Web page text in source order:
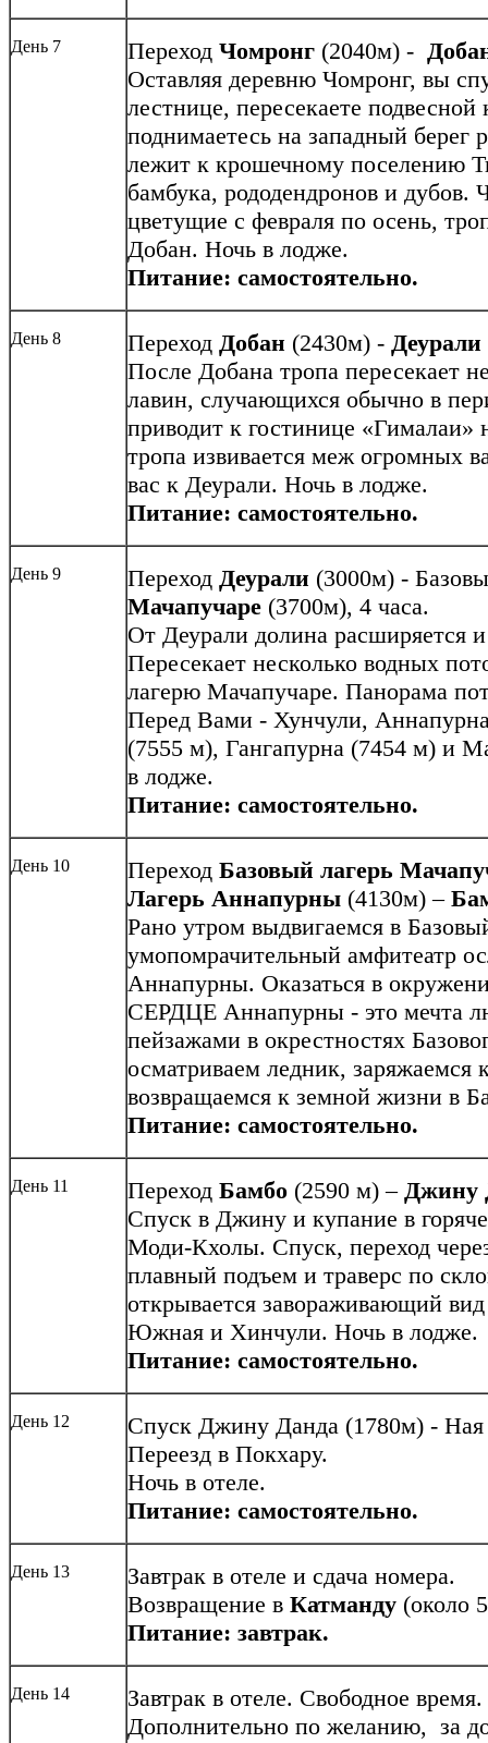
День 7 Переход Чомронг (2040м) -
Оставляя деревню Чомронг, вы
лестнице, пересекаете
поднимаетесь на западный берег
лежит к крошечному поселению
бамбука, рододендронов и дубов.
цветущие с февраля по осень,
Добан. Ночь в лодже.
Питание: самостоятельно.
День 8 Переход Добан (2430м) - Деурали
После Добана тропа пересекает
лавин, случающихся обычно в
приводит к гостинице «Гималаи»
тропа извивается меж огромных
вас к Деурали. Ночь в лодже.
Питание: самостоятельно.
День 9 Переход Деурали (3000м) -
Мачапучаре (3700м), 4 часа.
От Деурали долина расширяется
Пересекает несколько водных
лагерю Мачапучаре. Панорама
Перед Вами - Хунчули,
(7555 м), Гангапурна (7454 м) и
в лодже.
Питание: самостоятельно.
День 10 Переход Базовый лагерь
Лагерь Аннапурны (4130м) –
Рано утром выдвигаемся в
умопомрачительный амфитеатр
Аннапурны. Оказаться в
СЕРДЦЕ Аннапурны - это мечта
пейзажами в окрестностях
осматриваем ледник, заряжаемся
возвращаемся к земной жизни в
Питание: самостоятельно.
День 11 Переход Бамбо (2590 м) – Джину
Спуск в Джину и купание в
Моди-Кхолы. Спуск, переход
плавный подъем и траверс по
открывается завораживающий
Южная и Хинчули. Ночь в лодже.
Питание: самостоятельно.
День 12 Спуск Джину Данда (1780м) - Ная
Переезд в Покхару.
Ночь в отеле.
Питание: самостоятельно.
День 13
Завтрак в отеле и сдача номера.
Возвращение в Катманду (около
Питание: завтрак.
День 14
Завтрак в отеле. Свободное время.
Дополнительно по желанию, за